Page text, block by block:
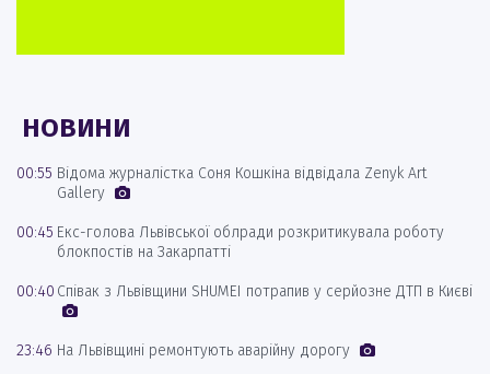
НОВИНИ
00:55 Відома журналістка Соня Кошкіна відвідала Zenyk Art
Gallery
00:45 Екс-голова Львівської облради розкритикувала роботу
блокпостів на Закарпатті
00:40 Співак з Львівщини SHUMEI потрапив у серйозне ДТП в Києві
23:46 На Львівщині ремонтують аварійну дорогу